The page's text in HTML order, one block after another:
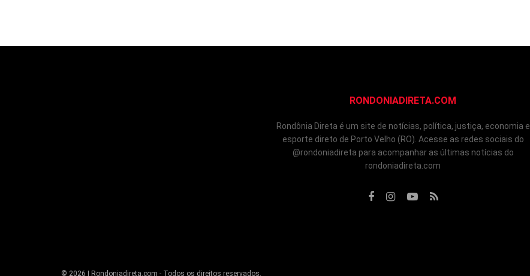
RONDONIADIRETA.COM
Rondônia Direta é um site de notícias, política, justiça, economia e
esporte direto de Porto Velho (RO). Acesse as redes sociais do
@rondoniadireta para acompanhar as últimas notícias do
rondoniadireta.com
© 2026 | Rondoniadireta.com - Todos os direitos reservados.